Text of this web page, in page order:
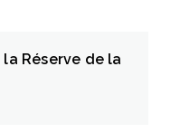
Réserve de la